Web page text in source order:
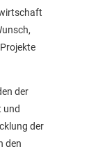
der
und
der
den